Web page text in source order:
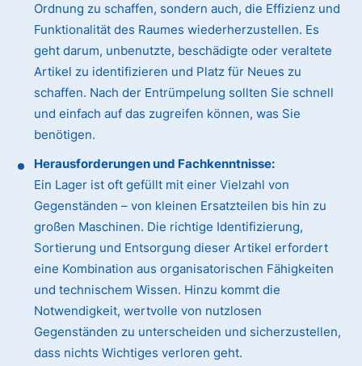
Ordnung zu schaffen, sondern auch, die Effizienz und
Funktionalität des Raumes wiederherzustellen. Es
geht darum, unbenutzte, beschädigte oder veraltete
Artikel zu identifizieren und Platz für Neues zu
schaffen. Nach der Entrümpelung sollten Sie schnell
und einfach auf das zugreifen können, was Sie
benötigen.
Herausforderungen und Fachkenntnisse:
Ein Lager ist oft gefüllt mit einer Vielzahl von
Gegenständen – von kleinen Ersatzteilen bis hin zu
großen Maschinen. Die richtige Identifizierung,
Sortierung und Entsorgung dieser Artikel erfordert
eine Kombination aus organisatorischen Fähigkeiten
und technischem Wissen. Hinzu kommt die
Notwendigkeit, wertvolle von nutzlosen
Gegenständen zu unterscheiden und sicherzustellen,
dass nichts Wichtiges verloren geht.